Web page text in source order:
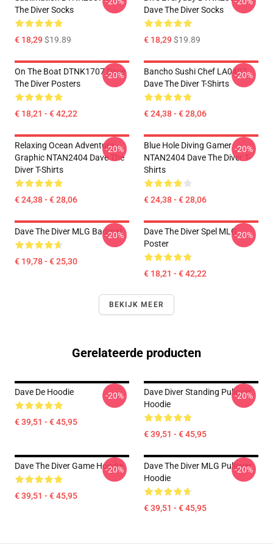
The Diver Socks
€ 18,29$19.89
Dave The Diver Socks
€ 18,29$19.89
On The Boat DTNK1707 Dave
The Diver Posters
€ 18,21 - € 42,22
-20%
Bancho Sushi Chef LA0407
Dave The Diver T-Shirts
€ 24,38 - € 28,06
-20%
Relaxing Ocean Adventure
Graphic NTAN2404 Dave The
Diver T-Shirts
€ 24,38 - € 28,06
-20%
Blue Hole Diving Gamer
NTAN2404 Dave The Diver T-
Shirts
€ 24,38 - € 28,06
-20%
Dave The Diver MLG Badmat
€ 19,78 - € 25,30
-20%
Dave The Diver Spel MLG
Poster
€ 18,21 - € 42,22
-20%
BEKIJK MEER
Gerelateerde producten
Dave De Hoodie
€ 39,51 - € 45,95
-20%
Dave Diver Standing Pullover
Hoodie
€ 39,51 - € 45,95
-20%
Dave The Diver Game Hoodie
€ 39,51 - € 45,95
-20%
Dave The Diver MLG Pullover
Hoodie
€ 39,51 - € 45,95
-20%